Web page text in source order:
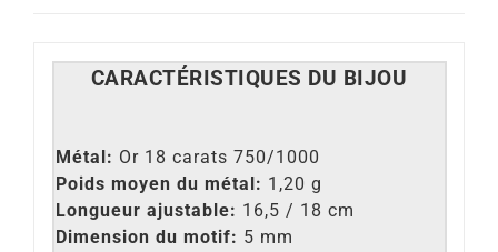
CARACTÉRISTIQUES DU BIJOU
Métal: Or 18 carats 750/1000
Poids moyen du métal: 1,20 g
Longueur ajustable: 16,5 / 18 cm
Dimension du motif: 5 mm